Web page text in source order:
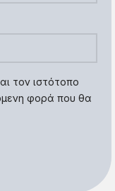
τον ιστότοπο
φορά που θα